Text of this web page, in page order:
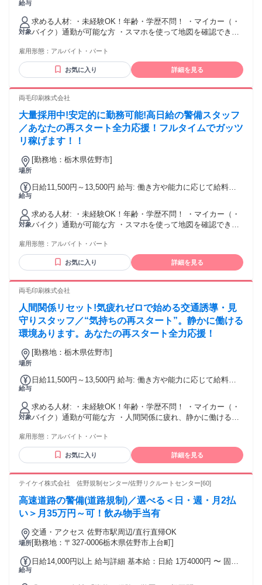
給与
対象
求める人材: ・未経験OK！年齢・学歴不問！ ・マイカー（・
バイク）通勤が可能な方 ・スマホを使って地図を確認できる
雇用形態： アルバイト・パート
お気に入り 詳細を見る
両毛印刷株式会社
大量採用中!安定的に勤務可能!高日給の警備スタッフ
／あなたの再スタート全力応援！フルタイムでガッツ
リ稼げます！！
場所
[勤務地：栃木県佐野市]
給与
日給11,500円～13,500円 給与: 働き方や能力に応じて給料が
対象
求める人材: ・未経験OK！年齢・学歴不問！ ・マイカー（・
バイク）通勤が可能な方 ・スマホを使って地図を確認できる
雇用形態： アルバイト・パート
お気に入り 詳細を見る
両毛印刷株式会社
人間関係リセット!気疲れゼロで始める交通誘導・見
守りスタッフ／“気持ちの再スタート”。静かに働ける
環境あります。あなたの再スタート全力応援！
場所
[勤務地：栃木県佐野市]
給与
日給11,500円～13,500円 給与: 働き方や能力に応じて給料が
対象
求める人材: ・未経験OK！年齢・学歴不問！ ・マイカー（・
バイク）通勤が可能な方 ・人間関係に疲れ、静かに働ける職
ツコツ取り組むのが得意な方 ・誰かに振り回される働き方か
ら抜け出したい方 ・過度なコミュニケーションを求めない仕
事がしたい方 ・スマホを使って地図を確認できる方 ・LINEを
雇用形態： アルバイト・パート
お気に入り 詳細を見る
テイケイ株式会社 佐野規制センター/佐野リクルートセンター[60]
高速道路の警備(道路規制)／選べる＜日・週・月2払
い＞月35万円～可！飲み物手当有
場所
交通・アクセス 佐野市駅周辺/直行直帰OK
[勤務地：〒327-0006栃木県佐野市上台町]
給与
日給14,000円以上 給与詳細 基本給：日給 1万4000円 〜 固定
勤・家族手当金額：なし 全員に一律で支払われるその他手当